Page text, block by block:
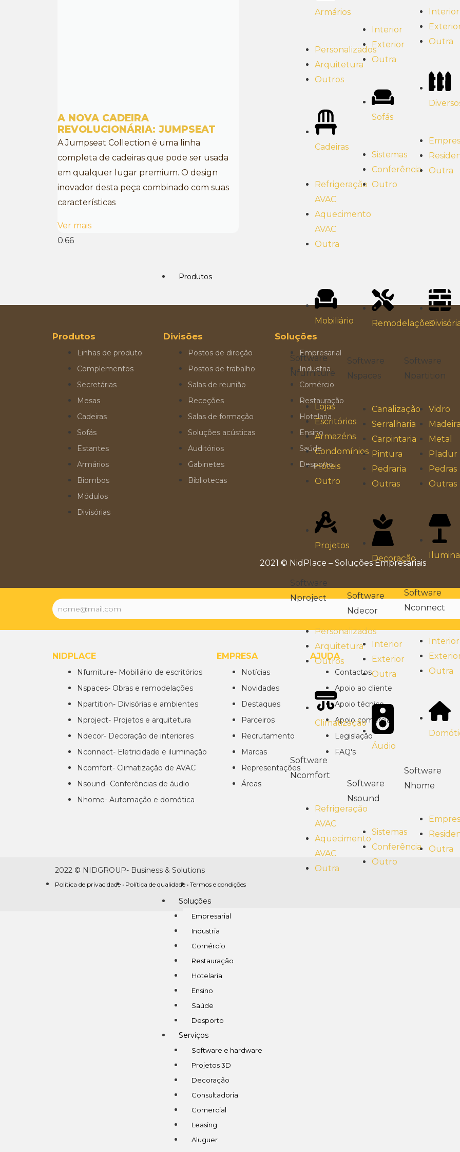
Armários
Personalizados
Arquitetura
Outros
Cadeiras
Refrigeração
AVAC
Aquecimento
AVAC
Outra
Interior
Exterior
Outra
Sofás
Sistemas
Conferência
Outro
Interior
Outra
Outra
Produtos
Mobiliário
Software
Nfurniture
Lojas
Escritórios
Armazéns
Condomínios
Hóteis
Outro
Projetos
Software
Nproject
Personalizados
Arquitetura
Outros
Climatização
Software
Ncomfort
Refrigeração
AVAC
Aquecimento
AVAC
Outra
Remodelações
Software
Nspaces
Canalização
Serralharia
Carpintaria
Pintura
Pedraria
Outras
Decoração
Software
Ndecor
Interior
Exterior
Outra
Áudio
Software
Nsound
Sistemas
Conferência
Outro
Software
Npartition
Vidro
Metal
Pladur
Pedras
Outras
Software
Nconnect
Interior
Outra
Software
Nhome
Outra
Soluções
Empresarial
Industria
Comércio
Restauração
Hotelaria
Ensino
Saúde
Desporto
Serviços
Software e hardware
Projetos 3D
Decoração
Consultadoria
Comercial
Leasing
Aluguer
A NOVA CADEIRA
REVOLUCIONÁRIA: JUMPSEAT
A Jumpseat Collection é uma linha
completa de cadeiras que pode ser usada
em qualquer lugar premium. O design
inovador desta peça combinado com suas
características
Ver mais
Produtos
Linhas de produto
Complementos
Secretárias
Mesas
Cadeiras
Sofás
Estantes
Armários
Biombos
Módulos
Divisórias
Divisões
Postos de direção
Postos de trabalho
Salas de reunião
Receções
Salas de formação
Soluções acústicas
Auditórios
Gabinetes
Bibliotecas
Soluções
Empresarial
Industria
Comércio
Restauração
Hotelaria
Ensino
Saúde
Desporto
2021 © NidPlace – Soluções Empresariais
NIDPLACE
Nfurniture- Mobiliário de escritórios
Nspaces- Obras e remodelações
Npartition- Divisórias e ambientes
Nproject- Projetos e arquitetura
Ndecor- Decoração de interiores
Nconnect- Eletricidade e iluminação
Ncomfort- Climatização de AVAC
Nsound- Conferências de áudio
Nhome- Automação e domótica
EMPRESA
Notícias
Novidades
Destaques
Parceiros
Recrutamento
Marcas
Representações
Áreas
AJUDA
Contactos
Apoio ao cliente
Apoio técnico
Apoio comercial
Legislação
FAQ's
2022 © NIDGROUP- Business & Solutions
Política de privacidade • Política de qualidade • Termos e condições